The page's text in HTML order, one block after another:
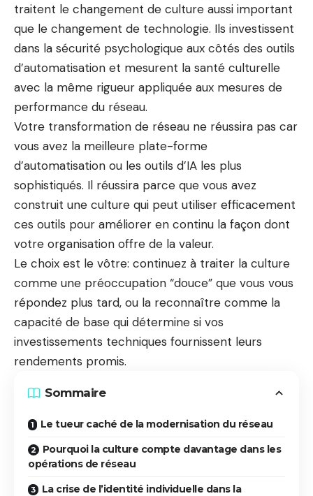
traitent le changement de culture aussi important
que le changement de technologie. Ils investissent
dans la sécurité psychologique aux côtés des outils
d’automatisation et mesurent la santé culturelle
avec la même rigueur appliquée aux mesures de
performance du réseau.
Votre transformation de réseau ne réussira pas car
vous avez la meilleure plate-forme
d’automatisation ou les outils d’IA les plus
sophistiqués. Il réussira parce que vous avez
construit une culture qui peut utiliser efficacement
ces outils pour améliorer en continu la façon dont
votre organisation offre de la valeur.
Le choix est le vôtre: continuez à traiter la culture
comme une préoccupation “douce” que vous vous
répondez plus tard, ou la reconnaître comme la
capacité de base qui détermine si vos
investissements techniques fournissent leurs
rendements promis.
Sommaire
Le tueur caché de la modernisation du réseau
Pourquoi la culture compte davantage dans les
opérations de réseau
La crise de l’identité individuelle dans la